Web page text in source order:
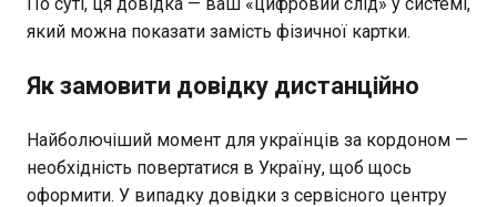
який можна показати замість фізичної картки.
Як замовити довідку дистанційно
Найболючіший момент для українців за кордоном —
необхідність повертатися в Україну, щоб щось
оформити. У випадку довідки з сервісного центру